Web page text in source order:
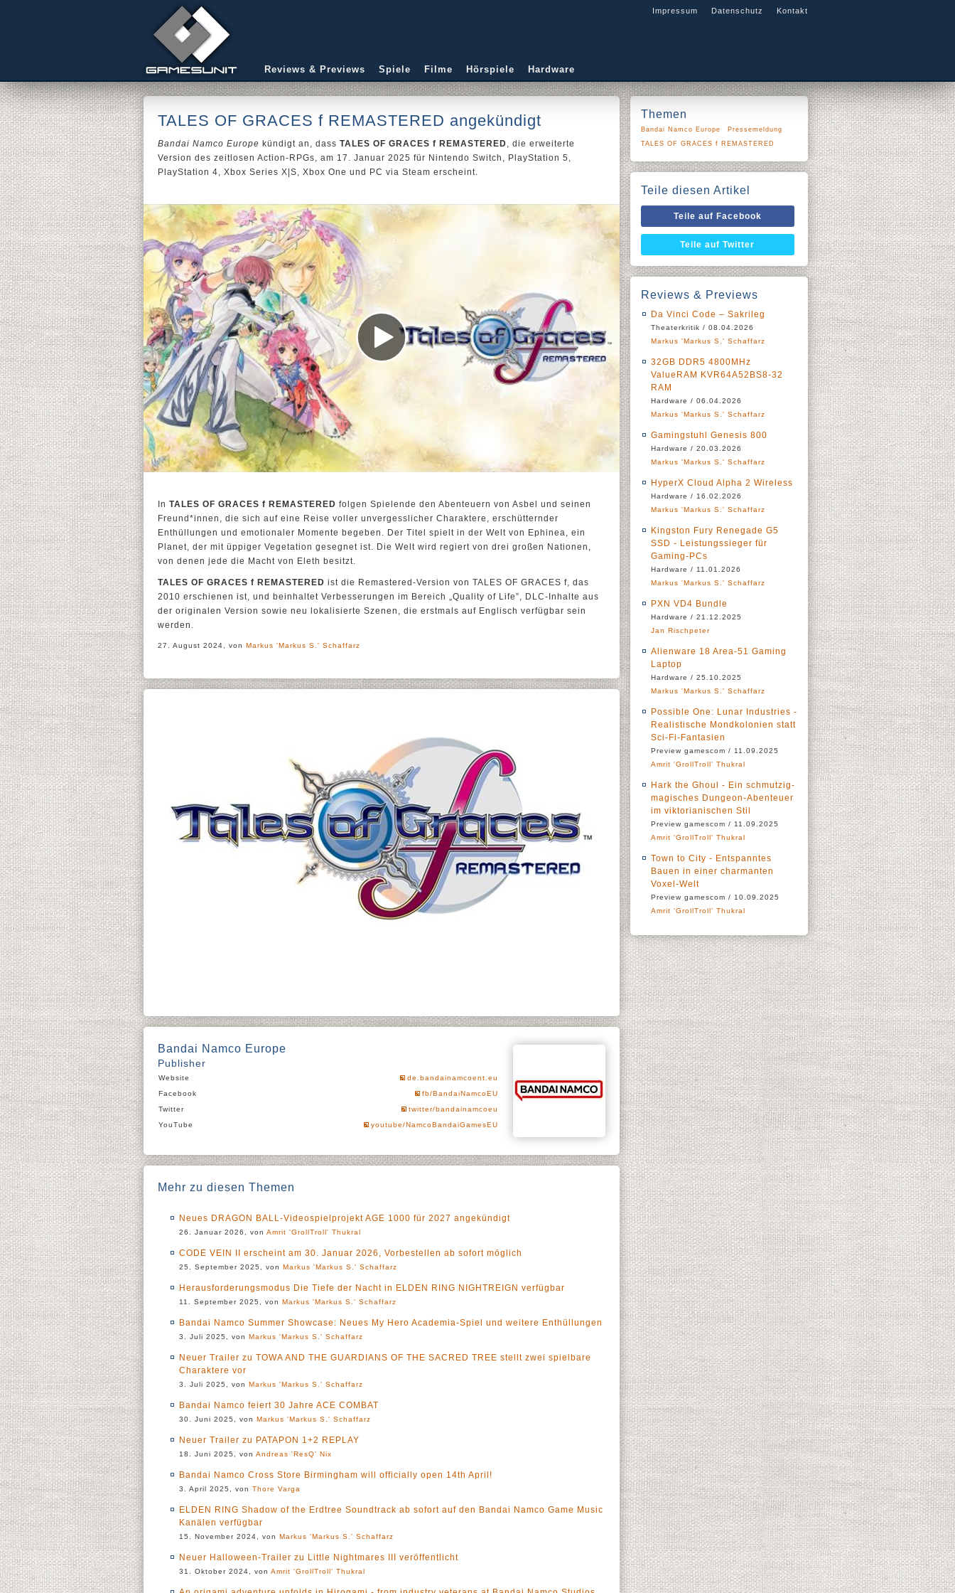
Impressum Datenschutz Kontakt
Reviews & Previews Spiele Filme Hörspiele Hardware
TALES OF GRACES f REMASTERED angekündigt
Bandai Namco Europe kündigt an, dass TALES OF GRACES f REMASTERED, die erweiterte
Version des zeitlosen Action-RPGs, am 17. Januar 2025 für Nintendo Switch, PlayStation 5,
PlayStation 4, Xbox Series X|S, Xbox One und PC via Steam erscheint.
In TALES OF GRACES f REMASTERED folgen Spielende den Abenteuern von Asbel und seinen
Freund*innen, die sich auf eine Reise voller unvergesslicher Charaktere, erschütternder
Enthüllungen und emotionaler Momente begeben. Der Titel spielt in der Welt von Ephinea, ein
Planet, der mit üppiger Vegetation gesegnet ist. Die Welt wird regiert von drei großen Nationen,
von denen jede die Macht von Eleth besitzt.
TALES OF GRACES f REMASTERED ist die Remastered-Version von TALES OF GRACES f, das
2010 erschienen ist, und beinhaltet Verbesserungen im Bereich „Quality of Life”, DLC-Inhalte aus
der originalen Version sowie neu lokalisierte Szenen, die erstmals auf Englisch verfügbar sein
werden.
27. August 2024, von Markus 'Markus S.' Schaffarz
Bandai Namco Europe
Publisher
Website
de.bandainamcoent.eu
Facebook
fb/BandaiNamcoEU
Twitter
twitter/bandainamcoeu
YouTube
youtube/NamcoBandaiGamesEU
Mehr zu diesen Themen
Neues DRAGON BALL-Videospielprojekt AGE 1000 für 2027 angekündigt
26. Januar 2026, von Amrit 'GrollTroll' Thukral
CODE VEIN II erscheint am 30. Januar 2026, Vorbestellen ab sofort möglich
25. September 2025, von Markus 'Markus S.' Schaffarz
Herausforderungsmodus Die Tiefe der Nacht in ELDEN RING NIGHTREIGN verfügbar
11. September 2025, von Markus 'Markus S.' Schaffarz
Bandai Namco Summer Showcase: Neues My Hero Academia-Spiel und weitere Enthüllungen
3. Juli 2025, von Markus 'Markus S.' Schaffarz
Neuer Trailer zu TOWA AND THE GUARDIANS OF THE SACRED TREE stellt zwei spielbare
Charaktere vor
3. Juli 2025, von Markus 'Markus S.' Schaffarz
Bandai Namco feiert 30 Jahre ACE COMBAT
30. Juni 2025, von Markus 'Markus S.' Schaffarz
Neuer Trailer zu PATAPON 1+2 REPLAY
18. Juni 2025, von Andreas 'ResQ' Nix
Bandai Namco Cross Store Birmingham will officially open 14th April!
3. April 2025, von Thore Varga
ELDEN RING Shadow of the Erdtree Soundtrack ab sofort auf den Bandai Namco Game Music
Kanälen verfügbar
15. November 2024, von Markus 'Markus S.' Schaffarz
Neuer Halloween-Trailer zu Little Nightmares III veröffentlicht
31. Oktober 2024, von Amrit 'GrollTroll' Thukral
Themen
Bandai Namco Europe
Pressemeldung
TALES OF GRACES f REMASTERED
Teile diesen Artikel
Teile auf Facebook
Teile auf Twitter
Reviews & Previews
Da Vinci Code – Sakrileg
Theaterkritik / 08.04.2026
Markus 'Markus S.' Schaffarz
32GB DDR5 4800MHz
ValueRAM KVR64A52BS8-32
RAM
Hardware / 06.04.2026
Markus 'Markus S.' Schaffarz
Gamingstuhl Genesis 800
Hardware / 20.03.2026
Markus 'Markus S.' Schaffarz
HyperX Cloud Alpha 2 Wireless
Hardware / 16.02.2026
Markus 'Markus S.' Schaffarz
Kingston Fury Renegade G5
SSD - Leistungssieger für
Gaming-PCs
Hardware / 11.01.2026
Markus 'Markus S.' Schaffarz
PXN VD4 Bundle
Hardware / 21.12.2025
Jan Rischpeter
Alienware 18 Area-51 Gaming
Laptop
Hardware / 25.10.2025
Markus 'Markus S.' Schaffarz
Possible One: Lunar Industries -
Realistische Mondkolonien statt
Sci-Fi-Fantasien
Preview gamescom / 11.09.2025
Amrit 'GrollTroll' Thukral
Hark the Ghoul - Ein schmutzig-
magisches Dungeon-Abenteuer
im viktorianischen Stil
Preview gamescom / 11.09.2025
Amrit 'GrollTroll' Thukral
Town to City - Entspanntes
Bauen in einer charmanten
Voxel-Welt
Preview gamescom / 10.09.2025
Amrit 'GrollTroll' Thukral